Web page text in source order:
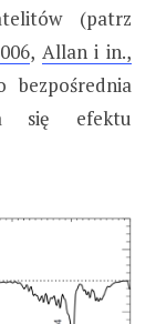
(patrz
, Allan i in.,
bezpośrednia
się efektu